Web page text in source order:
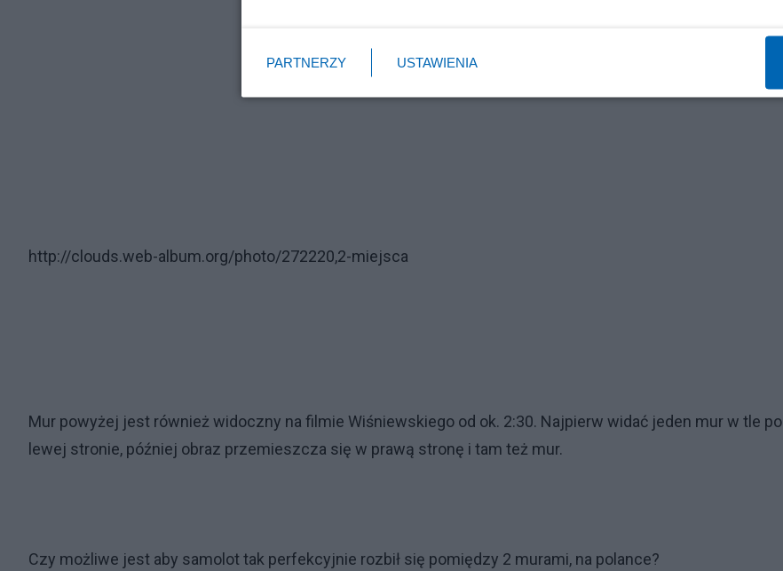
http://clouds.web-album.org/photo/272220,2-miejsca
Mur powyżej jest również widoczny na filmie Wiśniewskiego od ok. 2:30. Najpierw widać jeden mur w tle po
lewej stronie, później obraz przemieszcza się w prawą stronę i tam też mur.
Czy możliwe jest aby samolot tak perfekcyjnie rozbił się pomiędzy 2 murami, na polance?
PARTNERZY USTAWIENIA